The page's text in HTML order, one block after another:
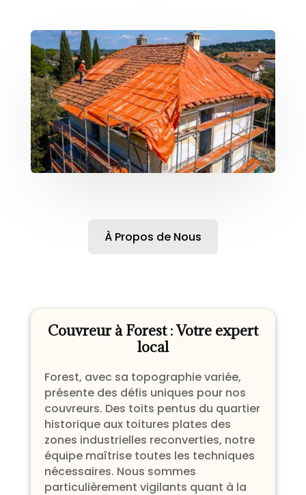
À Propos de Nous
Couvreur à Forest : Votre expert
local
Forest, avec sa topographie variée,
présente des défis uniques pour nos
couvreurs. Des toits pentus du quartier
historique aux toitures plates des
zones industrielles reconverties, notre
équipe maîtrise toutes les techniques
nécessaires. Nous sommes
particulièrement vigilants quant à la